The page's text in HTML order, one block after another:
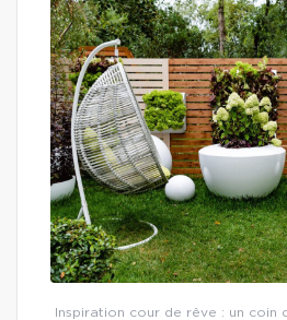
Inspiration cour de rêve : un coin